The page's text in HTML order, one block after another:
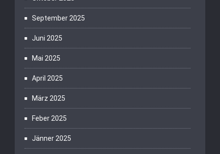
September 2025
Juni 2025
Mai 2025
April 2025
März 2025
Feber 2025
Jänner 2025